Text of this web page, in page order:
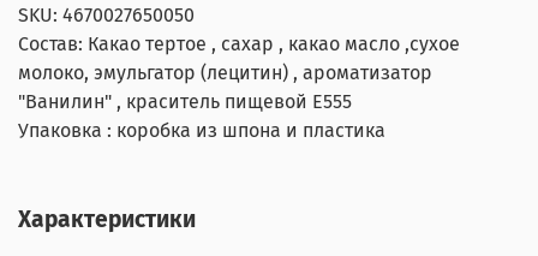
SKU: 4670027650050
Состав: Какао тертое , сахар , какао масло ,сухое
молоко, эмульгатор (лецитин) , ароматизатор
"Ванилин" , краситель пищевой Е555
Упаковка : коробка из шпона и пластика
Характеристики